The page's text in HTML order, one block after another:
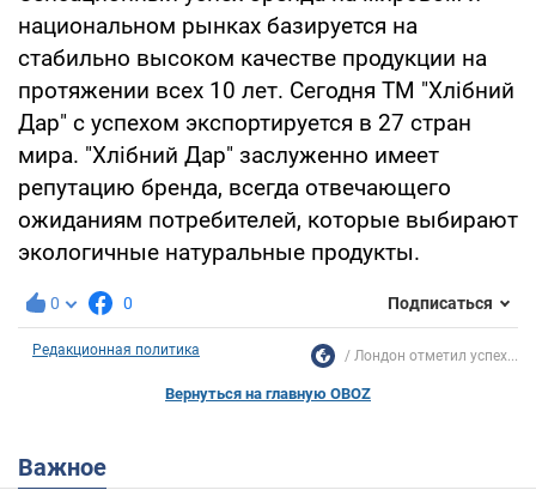
национальном рынках базируется на
стабильно высоком качестве продукции на
протяжении всех 10 лет. Сегодня ТМ "Хлібний
Дар" с успехом экспортируется в 27 стран
мира. "Хлібний Дар" заслуженно имеет
репутацию бренда, всегда отвечающего
ожиданиям потребителей, которые выбирают
экологичные натуральные продукты.
0 0 Подписаться
Редакционная политика Лондон отметил успех...
Вернуться на главную OBOZ
Важное